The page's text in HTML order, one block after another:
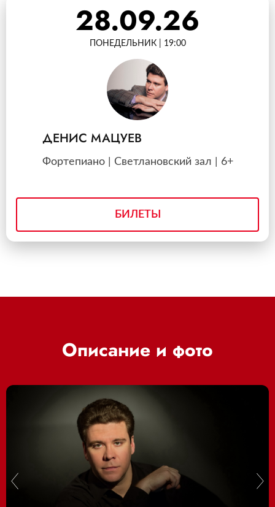
28.09.26
ПОНЕДЕЛЬНИК | 19:00
ДЕНИС МАЦУЕВ
Фортепиано | Светлановский зал | 6+
БИЛЕТЫ
Описание и фото